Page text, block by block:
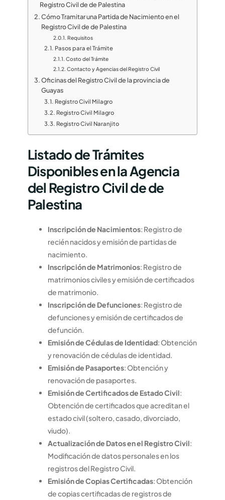
Registro Civil de de Palestina
Cómo Tramitar una Partida de Nacimiento en el
Registro Civil de de Palestina
Requisitos
Pasos para el Trámite
Costo del Trámite
Contacto y Agencias del Registro Civil
Oficinas del Registro Civil de la provincia de
Guayas
Registro Civil Milagro
Registro Civil Milagro
Registro Civil Naranjito
Listado de Trámites
Disponibles en la Agencia
del Registro Civil de de
Palestina
Inscripción de Nacimientos: Registro de
recién nacidos y emisión de partidas de
nacimiento.
Inscripción de Matrimonios: Registro de
matrimonios civiles y emisión de certificados
de matrimonio.
Inscripción de Defunciones: Registro de
defunciones y emisión de certificados de
defunción.
Emisión de Cédulas de Identidad: Obtención
y renovación de cédulas de identidad.
Emisión de Pasaportes: Obtención y
renovación de pasaportes.
Emisión de Certificados de Estado Civil:
Obtención de certificados que acreditan el
estado civil (soltero, casado, divorciado,
viudo).
Actualización de Datos en el Registro Civil:
Modificación de datos personales en los
registros del Registro Civil.
Emisión de Copias Certificadas: Obtención
de copias certificadas de registros de